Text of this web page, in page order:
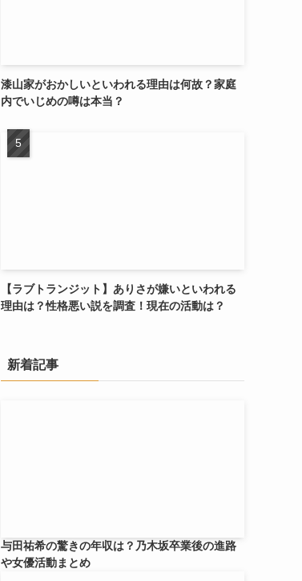
漆山家がおかしいといわれる理由は何故？家庭
内でいじめの噂は本当？
【ラブトランジット】ありさが嫌いといわれる
理由は？性格悪い説を調査！現在の活動は？
新着記事
与田祐希の驚きの年収は？乃木坂卒業後の進路
や女優活動まとめ